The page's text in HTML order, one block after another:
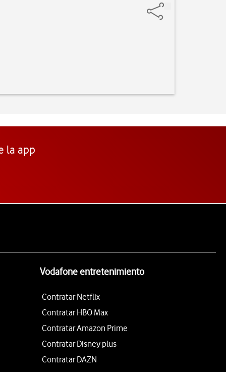
la app
Vodafone entretenimiento
Contratar Netflix
Contratar HBO Max
Contratar Amazon Prime
Contratar Disney plus
Contratar DAZN